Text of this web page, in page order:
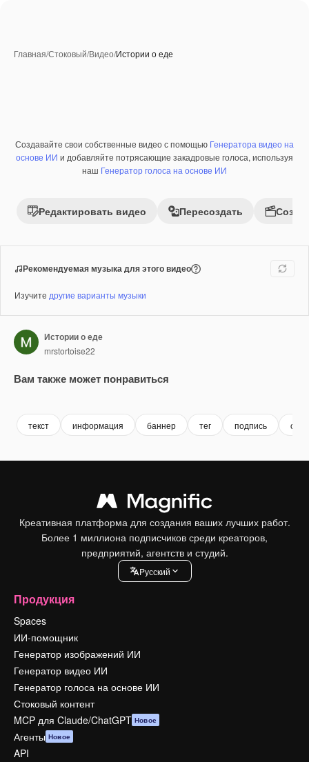
Главная/Стоковый/Видео/Истории о еде
Премиум
Создавайте свои собственные видео с помощью Генератора видео на
основе ИИ и добавляйте потрясающие закадровые голоса, используя
наш Генератор голоса на основе ИИ
Редактировать видео Пересоздать
Рекомендуемая музыка для этого видео
Изучите другие варианты музыки
Истории о еде
mrstortoise22
Вам также может понравиться
текст информация баннер тег подпись
Креативная платформа для создания ваших лучших работ.
Более 1 миллиона подписчиков среди креаторов,
предприятий, агентств и студий.
Pусский
Продукция
Spaces
ИИ-помощник
Генератор изображений ИИ
Генератор видео ИИ
Генератор голоса на основе ИИ
Стоковый контент
MCP для Claude/ChatGPT Новое
Агенты Новое
API